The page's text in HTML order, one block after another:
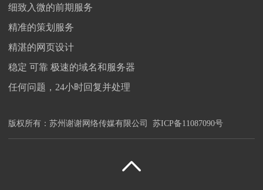
细致入微的前期服务
精准的策划服务
精湛的网页设计
稳定 可靠 极速的域名和服务器
任何问题，24小时回复并处理
版权所有： 苏州谢谢网络传媒有限公司 苏ICP备11087090号